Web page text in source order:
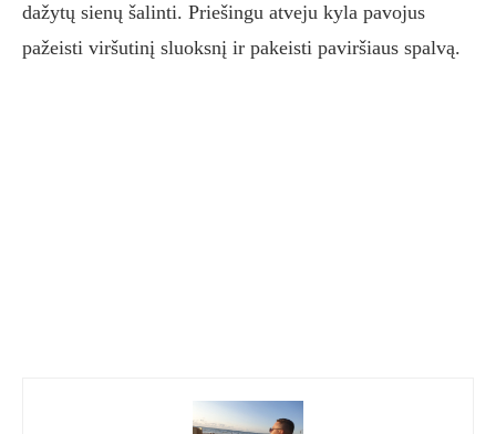
dažytų sienų šalinti. Priešingu atveju kyla pavojus
pažeisti viršutinį sluoksnį ir pakeisti paviršiaus spalvą.